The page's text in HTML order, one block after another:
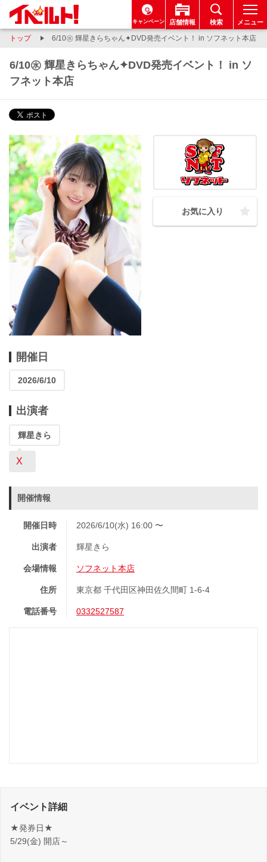
キャンペーン 店舗情報 検索 メニュー
トップ 6/10㊌ 輝星きらちゃん✦DVD発売イベント！ in ソフネット本店
6/10㊌ 輝星きらちゃん✦DVD発売イベント！ in ソ
フネット本店
お気に入り
開催日
2026/6/10
出演者
輝星きら
X
開催情報
開催日時 2026/6/10(水) 16:00 〜
出演者 輝星きら
会場情報 ソフネット本店
住所 東京都 千代田区神田佐久間町 1-6-4
電話番号 0332527587
イベント詳細
★発券日★
5/29(金) 開店～